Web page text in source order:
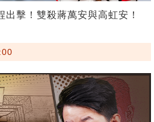
擊！雙殺蔣萬安與高虹安！